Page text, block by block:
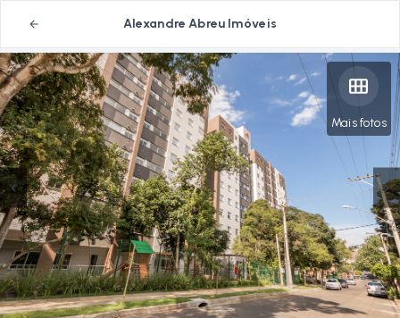
Alexandre Abreu Imóveis
Mais fotos